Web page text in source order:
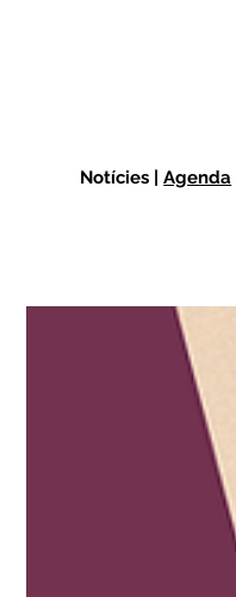
Notícies |Agenda